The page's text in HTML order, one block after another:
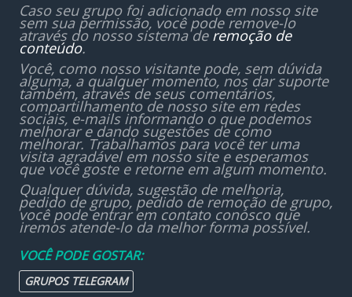
Caso seu grupo foi adicionado em nosso site
sem sua permissão, você pode remove-lo
através do nosso sistema de remoção de
conteúdo.
Você, como nosso visitante pode, sem dúvida
alguma, a qualquer momento, nos dar suporte
também, através de seus comentários,
compartilhamento de nosso site em redes
sociais, e-mails informando o que podemos
melhorar e dando sugestões de como
melhorar. Trabalhamos para você ter uma
visita agradável em nosso site e esperamos
que você goste e retorne em algum momento.
Qualquer dúvida, sugestão de melhoria,
pedido de grupo, pedido de remoção de grupo,
você pode entrar em contato conosco que
iremos atende-lo da melhor forma possível.
VOCÊ PODE GOSTAR:
GRUPOS TELEGRAM